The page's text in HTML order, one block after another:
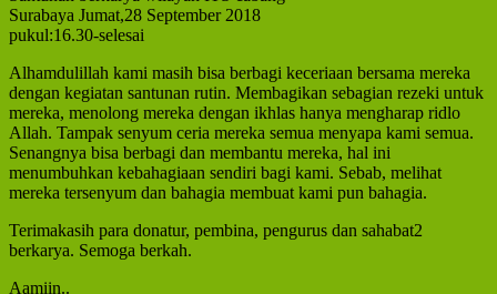
Surabaya Jumat,28 September 2018
pukul:16.30-selesai
Alhamdulillah kami masih bisa berbagi keceriaan bersama mereka
dengan kegiatan santunan rutin. Membagikan sebagian rezeki untuk
mereka, menolong mereka dengan ikhlas hanya mengharap ridlo
Allah. Tampak senyum ceria mereka semua menyapa kami semua.
Senangnya bisa berbagi dan membantu mereka, hal ini
menumbuhkan kebahagiaan sendiri bagi kami. Sebab, melihat
mereka tersenyum dan bahagia membuat kami pun bahagia.
Terimakasih para donatur, pembina, pengurus dan sahabat2
berkarya. Semoga berkah.
Aamiin..